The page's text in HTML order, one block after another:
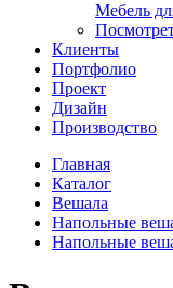
Мебель
Клиенты
Портфолио
Проект
Дизайн
Производство
Главная
Каталог
Вешала
Напольные
Напольные